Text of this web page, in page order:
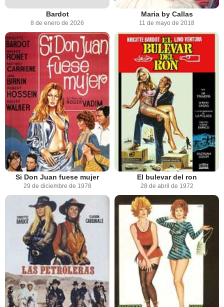
Bardot
8 de enero de 2026
Maria by Callas
11 de mayo de 2018
Si Don Juan fuese mujer
29 de diciembre de 1978
El bulevar del ron
28 de abril de 1972